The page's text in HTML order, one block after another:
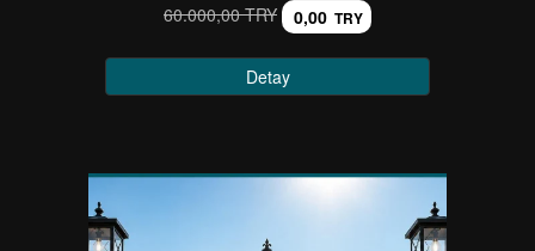
60.000,00 TRY 0,00 TRY
Detay